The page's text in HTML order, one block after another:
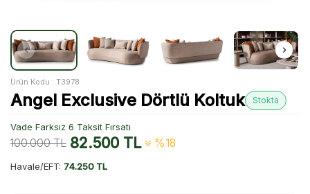
Ürün Kodu : T3978
Angel Exclusive Dörtlü Koltuk Stokta
Vade Farksız 6 Taksit Fırsatı
100.000TL 82.500TL %18
Havale/EFT: 74.250 TL